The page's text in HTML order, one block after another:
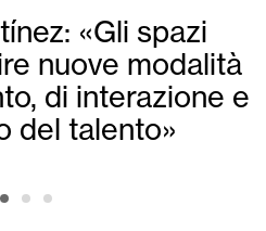
«Gli spazi
nuove modalità
di interazione e
del talento»